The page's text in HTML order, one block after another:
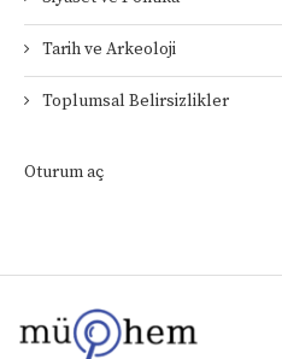
Tarih ve Arkeoloji
Toplumsal Belirsizlikler
Oturum aç